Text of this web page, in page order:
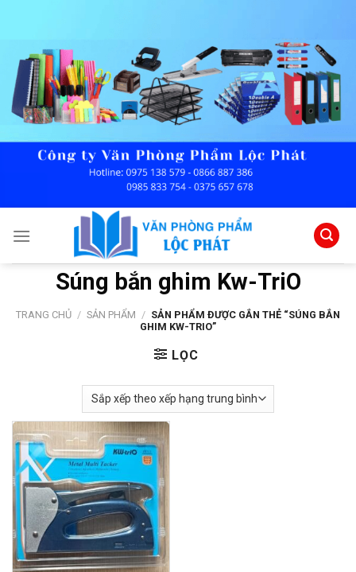
content
Súng bắn ghim Kw-TriO
TRANG CHỦ / SẢN PHẨM / SẢN PHẨM ĐƯỢC GẮN THẺ “SÚNG BẮN
GHIM KW-TRIO”
LỌC